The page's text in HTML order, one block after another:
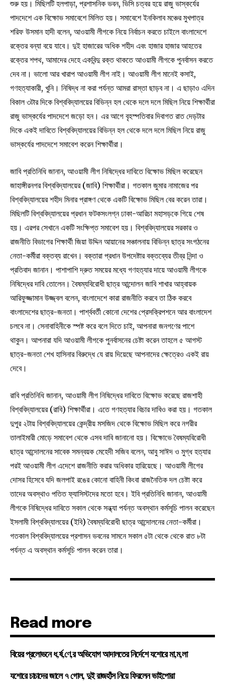
শুরু হয়। মিছিলটি হলপাড়া, প্রশাসনিক ভবন, ভিসি চত্বর হয়ে রাজু ভাস্কর্যের
পাদদেশে এক বিক্ষোভ সমাবেশে মিলিত হয়। সমাবেশে ইনকিলাব মঞ্চের মুখপাত্র
শরিফ উসমান হাদী বলেন, আওয়ামী লীগকে নিয়ে নির্বাচন করতে চাইলে বাংলাদেশে
রক্তের বন্যা বয়ে যাবে। দুই হাজারের অধিক শহীদ এবং হাজার হাজার আহতের
রক্তের শপথ, আমাদের দেহে একবিন্দু রক্ত থাকতে আওয়ামী লীগকে পুনর্বাসন করতে
দেব না। ভালো আর খারাপ আওয়ামী লীগ নাই। আওয়ামী লীগ মানেই কসাই,
গণহত্যাকারী, খুনি। নিষিদ্ধ না করা পর্যন্ত আমরা রাস্তা ছাড়ব না। এ ছাড়াও এদিন
বিকাল ৩টার দিকে বিশ্ববিদ্যালয়ের বিভিন্ন হল থেকে দলে দলে মিছিল নিয়ে শিক্ষার্থীরা
রাজু ভাস্কর্যের পাদদেশে জড়ো হন। এর আগে বৃহস্পতিবার দিবাগত রাত দেড়টার
দিকে একই দাবিতে বিশ্ববিদ্যালয়ের বিভিন্ন হল থেকে দলে দলে মিছিল নিয়ে রাজু
ভাস্কর্যের পাদদেশে সমাবেশ করেন শিক্ষার্থীরা।
জাবি প্রতিনিধি জানান, আওয়ামী লীগ নিষিদ্ধের দাবিতে বিক্ষোভ মিছিল করেছেন
জাহাঙ্গীরনগর বিশ্ববিদ্যালয়ের (জাবি) শিক্ষার্থীরা। গতকাল জুমার নামাজের পর
বিশ্ববিদ্যালয়ের শহীদ মিনার প্রাঙ্গণ থেকে একটি বিক্ষোভ মিছিল বের করেন তারা।
মিছিলটি বিশ্ববিদ্যালয়ের প্রধান ফটকসংলগ্ন ঢাকা-আরিচা মহাসড়কে গিয়ে শেষ
হয়। এরপর সেখানে একটি সংক্ষিপ্ত সমাবেশ হয়। বিশ্ববিদ্যালয়ের সরকার ও
রাজনীতি বিভাগের শিক্ষার্থী জিয়া উদ্দিন আয়ানের সঞ্চালনায় বিভিন্ন ছাত্র সংগঠনের
নেতা-কর্মীরা বক্তব্য রাখেন। বক্তারা প্রধান উপদেষ্টার বক্তব্যের তীব্র নিন্দা ও
প্রতিবাদ জানান। পাশাপাশি দ্রুত সময়ের মধ্যে গণহত্যার দায়ে আওয়ামী লীগকে
নিষিদ্ধের দাবি তোলেন। বৈষম্যবিরোধী ছাত্র আন্দোলন জাবি শাখার আহ্বায়ক
আরিফুজ্জামান উজ্জ্বল বলেন, বাংলাদেশে কারা রাজনীতি করবে তা ঠিক করবে
বাংলাদেশের ছাত্র-জনতা। পার্শ্ববর্তী কোনো দেশের প্রেসক্রিপশনে আর বাংলাদেশ
চলবে না। সেনাবাহিনীকে স্পষ্ট করে বলে দিতে চাই, আপনারা জনগণের পাশে
থাকুন। আপনারা যদি আওয়ামী লীগকে পুনর্বাসনের চেষ্টা করেন তাহলে ৫ আগস্ট
ছাত্র-জনতা শেখ হাসিনার বিরুদ্ধে যে রায় দিয়েছে আপনাদের ক্ষেত্রেও একই রায়
দেবে।
রাবি প্রতিনিধি জানান, আওয়ামী লীগ নিষিদ্ধের দাবিতে বিক্ষোভ করেছে রাজশাহী
বিশ্ববিদ্যালয়ের (রাবি) শিক্ষার্থীরা। এতে গণহত্যার বিচার দাবিও করা হয়। গতকাল
দুপুর ২টায় বিশ্ববিদ্যালয়ের কেন্দ্রীয় মসজিদ থেকে বিক্ষোভ মিছিল করে নগরীর
তালাইমারী মোড়ে সমাবেশ থেকে এসব দাবি জানানো হয়। বিক্ষোভে বৈষম্যবিরোধী
ছাত্র আন্দোলনের সাবেক সমন্বয়ক মেহেদী সজিব বলেন, আবু সাঈদ ও মুগ্ধ হত্যার
পরই আওয়ামী লীগ এদেশে রাজনীতি করার অধিকার হারিয়েছে। আওয়ামী লীগের
দোসর হিসেবে যদি জলপাই রঙের কোনো বাহিনী কিংবা রাজনৈতিক দল চেষ্টা করে
তাদের অবস্থাও পতিত ফ্যাসিস্টদের মতো হবে। ইবি প্রতিনিধি জানান, আওয়ামী
লীগকে নিষিদ্ধের দাবিতে সকাল থেকে সন্ধ্যা পর্যন্ত অবস্থান কর্মসূচি পালন করেছেন
ইসলামী বিশ্ববিদ্যালয়ের (ইবি) বৈষম্যবিরোধী ছাত্র আন্দোলনের নেতা-কর্মীরা।
গতকাল বিশ্ববিদ্যালয়ের প্রশাসন ভবনের সামনে সকাল ৫টা থেকে থেকে রাত ৮টা
পর্যন্ত এ অবস্থান কর্মসূচি পালন করেন তারা।
Read more
বিয়ের প্রলোভনে ধ,র্ষ,ণে,র অভিযোগ আদালতের নির্দেশে যশোরে মা,ম,লা
যশোরে চাচাদের জালে ৭ গোল, দুই রাজহাঁস নিয়ে ফিরলেন ভাইপোরা